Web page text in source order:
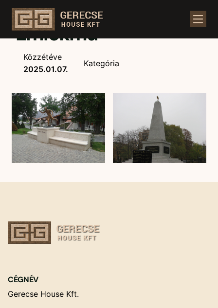
Ugrás
tartalomhoz
Emlékmű
Közzétéve
2025.01.07.
Kategória
CÉGNÉV
Gerecse House Kft.